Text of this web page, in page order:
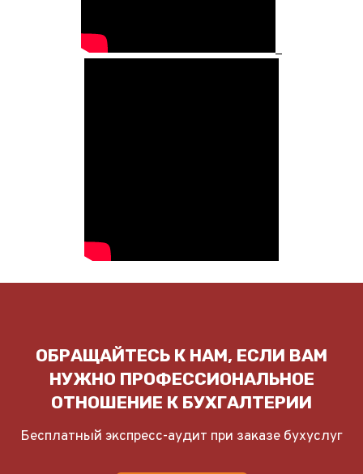
_
ОБРАЩАЙТЕСЬ К НАМ, ЕСЛИ ВАМ
НУЖНО ПРОФЕССИОНАЛЬНОЕ
ОТНОШЕНИЕ К БУХГАЛТЕРИИ
Бесплатный экспресс-аудит при заказе бухуслуг